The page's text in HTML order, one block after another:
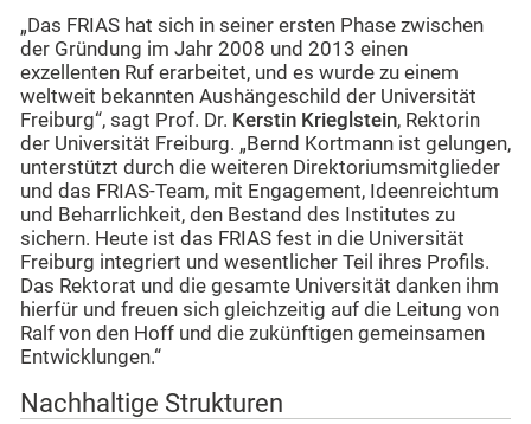
„Das FRIAS hat sich in seiner ersten Phase zwischen
der Gründung im Jahr 2008 und 2013 einen
exzellenten Ruf erarbeitet, und es wurde zu einem
weltweit bekannten Aushängeschild der Universität
Freiburg“, sagt Prof. Dr. Kerstin Krieglstein, Rektorin
der Universität Freiburg. „Bernd Kortmann ist gelungen,
unterstützt durch die weiteren Direktoriumsmitglieder
und das FRIAS-Team, mit Engagement, Ideenreichtum
und Beharrlichkeit, den Bestand des Institutes zu
sichern. Heute ist das FRIAS fest in die Universität
Freiburg integriert und wesentlicher Teil ihres Profils.
Das Rektorat und die gesamte Universität danken ihm
hierfür und freuen sich gleichzeitig auf die Leitung von
Ralf von den Hoff und die zukünftigen gemeinsamen
Entwicklungen.“
Nachhaltige Strukturen